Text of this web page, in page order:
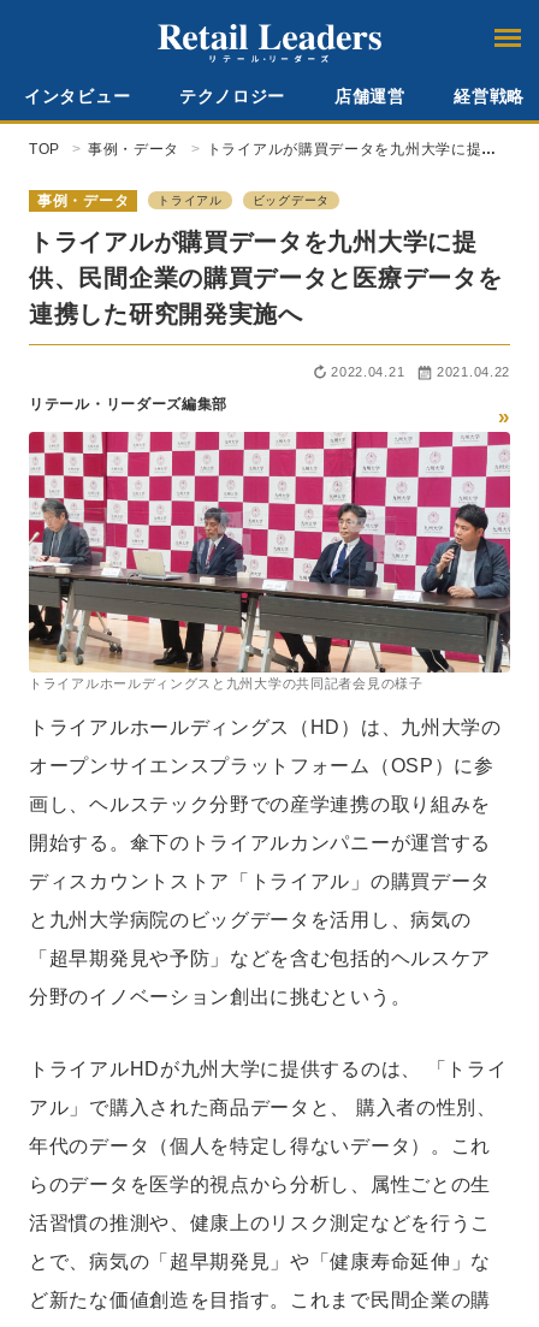
インタビュー テクノロジー 店舗運営 経営戦略
TOP 事例・データ
トライアルが購買データを九州大学に提
連携した研究開発実施へ
事例・データ トライアル ビッグデータ
トライアルが購買データを九州大学に提
供、民間企業の購買データと医療データを
連携した研究開発実施へ
2022.04.21 2021.04.22
リテール・リーダーズ編集部
»
トライアルホールディングスと九州大学の共同記者会見の様子
トライアルホールディングス（HD）は、九州大学の
オープンサイエンスプラットフォーム（OSP）に参
画し、ヘルステック分野での産学連携の取り組みを
開始する。傘下のトライアルカンパニーが運営する
ディスカウントストア「トライアル」の購買データ
と九州大学病院のビッグデータを活用し、病気の
「超早期発見や予防」などを含む包括的ヘルスケア
分野のイノベーション創出に挑むという。
トライアルHDが九州大学に提供するのは、 「トライ
アル」で購入された商品データと、 購入者の性別、
年代のデータ（個人を特定し得ないデータ）。これ
らのデータを医学的視点から分析し、属性ごとの生
活習慣の推測や、健康上のリスク測定などを行うこ
とで、病気の「超早期発見」や「健康寿命延伸」な
ど新たな価値創造を目指す。これまで民間企業の購